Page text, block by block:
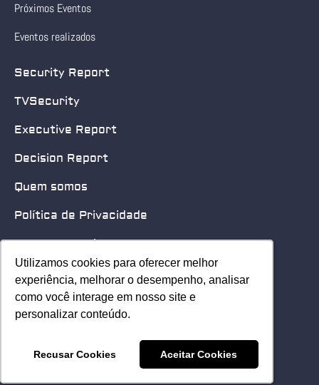
Utilizamos cookies para oferecer melhor
experiência, melhorar o desempenho, analisar
como você interage em nosso site e
personalizar conteúdo.
Recusar Cookies Aceitar Cookies
Utilizamos cookies para oferecer melhor
experiência, melhorar o desempenho, analisar
como você interage em nosso site e
personalizar conteúdo.
Recusar Cookies Aceitar Cookies
Próximos Eventos
Eventos realizados
Security Report
TVSecurity
Executive Report
Decision Report
Quem somos
Política de Privacidade
Quero patrocinar
Contato
Home
© 2025 Security Leader. Todos os Direitos Reservados.